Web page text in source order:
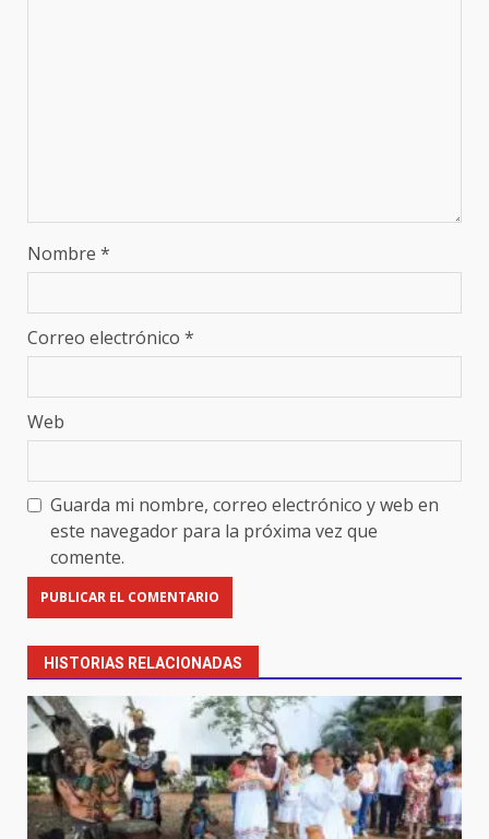
Nombre *
Correo electrónico *
Web
Guarda mi nombre, correo electrónico y web en
este navegador para la próxima vez que
comente.
HISTORIAS RELACIONADAS